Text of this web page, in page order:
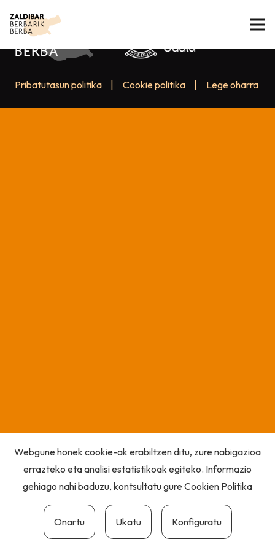
Pribatutasun politika Cookie politika Lege oharra
Webgune honek cookie-ak erabiltzen ditu, zure nabigazioa
errazteko eta analisi estatistikoak egiteko. Informazio
gehiago nahi baduzu, kontsultatu gureCookien Politika
Onartu Ukatu Konfiguratu